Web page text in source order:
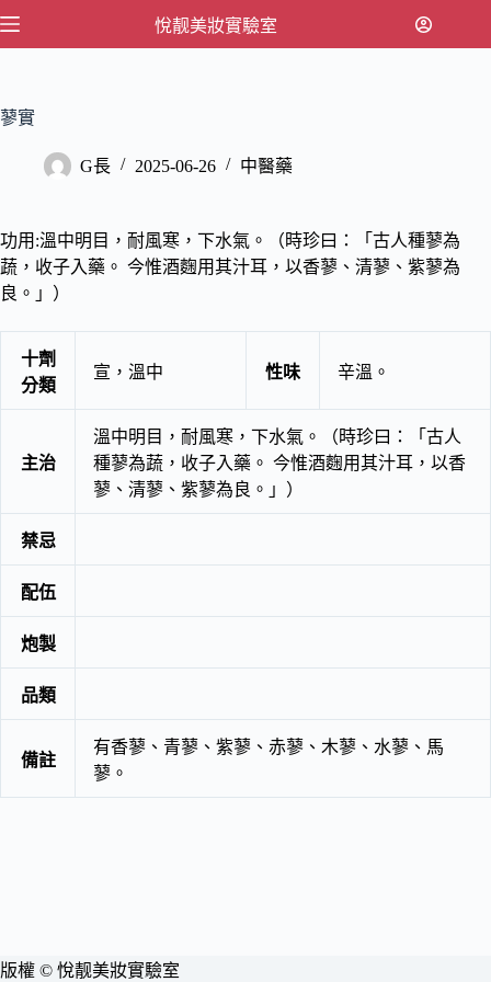
跳
內
悅靓美妝實驗室
蓼實
G長 2025-06-26 中醫藥
功用:溫中明目，耐風寒，下水氣。（時珍曰：「古人種蓼為
蔬，收子入藥。 今惟酒麴用其汁耳，以香蓼、清蓼、紫蓼為
良。」）
十劑
分類
宣，溫中 性味 辛溫。
主治
溫中明目，耐風寒，下水氣。（時珍曰：「古人
種蓼為蔬，收子入藥。 今惟酒麴用其汁耳，以香
蓼、清蓼、紫蓼為良。」）
禁忌
配伍
炮製
品類
備註
有香蓼、青蓼、紫蓼、赤蓼、木蓼、水蓼、馬
蓼。
版權 © 悅靓美妝實驗室